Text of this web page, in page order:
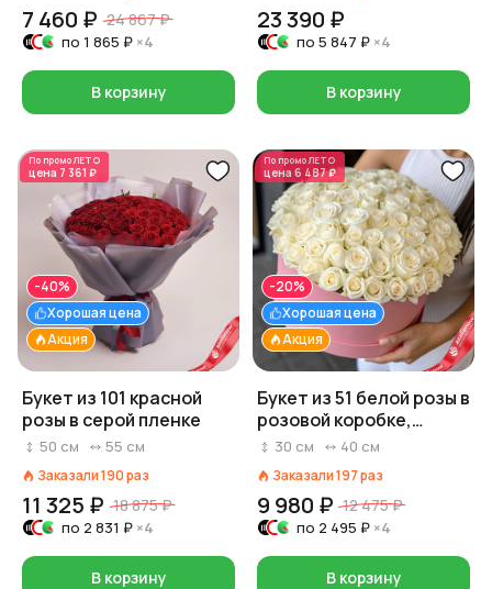
7 460 ₽ 24 867 ₽
по 1 865 ₽ ×4
В корзину
23 390 ₽
по 5 847 ₽ ×4
В корзину
По промоЛЕТО
цена 7 361 ₽
Акция
Хорошая цена
-40%
Букет из 101 красной
розы в серой пленке
50 см 55 см
Заказали190раз
11 325 ₽ 18 875 ₽
по 2 831 ₽ ×4
В корзину
По промоЛЕТО
цена 6 487 ₽
Акция
Хорошая цена
-20%
Букет из 51 белой розы в
розовой коробке,
Россия, 40 см
30 см 40 см
Заказали197раз
9 980 ₽ 12 475 ₽
по 2 495 ₽ ×4
В корзину